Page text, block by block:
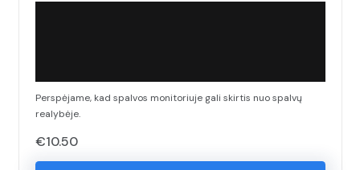
Perspėjame, kad spalvos monitoriuje gali skirtis nuo spalvų
realybėje.
€10.50